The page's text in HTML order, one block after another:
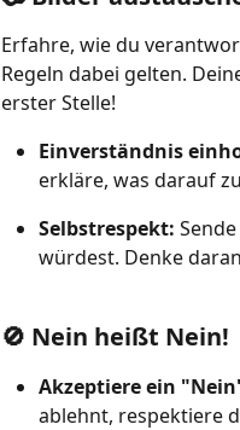
Erfahre, wie du
Regeln dabei gelten.
erster Stelle!
Einverständnis
erkläre, was darauf
Selbstrespekt:
würdest. Denke
🚫 Nein heißt Nein!
Akzeptiere ein
ablehnt, respektiere